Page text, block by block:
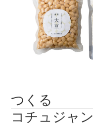
つくる
コチュジャン